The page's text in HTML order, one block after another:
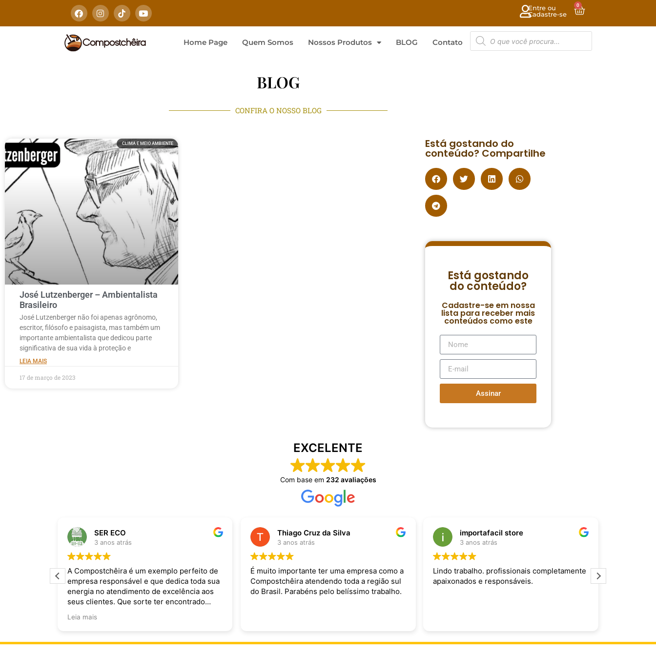
Entre ou
Cadastre-se
0
Home Page Quem Somos Nossos Produtos BLOG Contato
BLOG
CONFIRA O NOSSO BLOG
CLIMA E MEIO AMBIENTE
José Lutzenberger – Ambientalista
Brasileiro
José Lutzenberger não foi apenas agrônomo,
escritor, filósofo e paisagista, mas também um
importante ambientalista que dedicou parte
significativa de sua vida à proteção e
LEIA MAIS
17 de março de 2023
Está gostando do
conteúdo? Compartilhe
Está gostando
do conteúdo?
Cadastre-se em nossa
lista para receber mais
conteúdos como este
Assinar
EXCELENTE
Com base em 232 avaliações
SER ECO
3 anos atrás
A Compostchêira é um exemplo perfeito de
empresa responsável e que dedica toda sua
energia no atendimento de excelência aos
seus clientes. Que sorte ter encontrado
Leia mais
Thiago Cruz da Silva
3 anos atrás
É muito importante ter uma empresa como a
Compostchêira atendendo toda a região sul
do Brasil. Parabéns pelo belíssimo trabalho.
importafacil store
3 anos atrás
Lindo trabalho. profissionais completamente
apaixonados e responsáveis.